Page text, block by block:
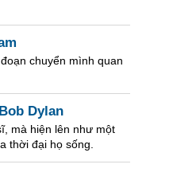
chuyển mình quan
Dylan
mà hiện lên như một
thời đại họ sống.